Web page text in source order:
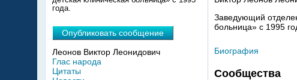
Заведующий
больница» с 1995
Биография
Сообщества
года.
Опубликовать сообщение
Леонов Виктор Леонидович
Глас народа
Цитаты